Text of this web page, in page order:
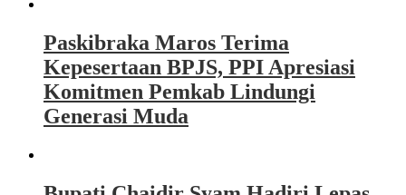
Paskibraka Maros Terima
Kepesertaan BPJS, PPI Apresiasi
Komitmen Pemkab Lindungi
Generasi Muda